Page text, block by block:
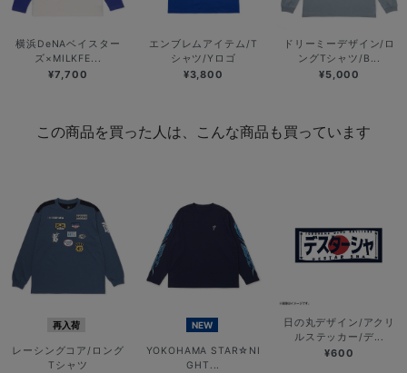
横浜DeNAベイスター
ズ×MILKFE...
¥7,700
エンブレムアイテム/T
シャツ/Yロゴ
¥3,800
ドリーミーデザイン/ロ
ングTシャツ/B...
¥5,000
この商品を買った人は、こんな商品も買っています
再入荷
レーシングコア/ロング
Tシャツ
NEW
YOKOHAMA STAR☆NI
GHT...
日の丸デザイン/アクリ
ルステッカー/デ...
¥600